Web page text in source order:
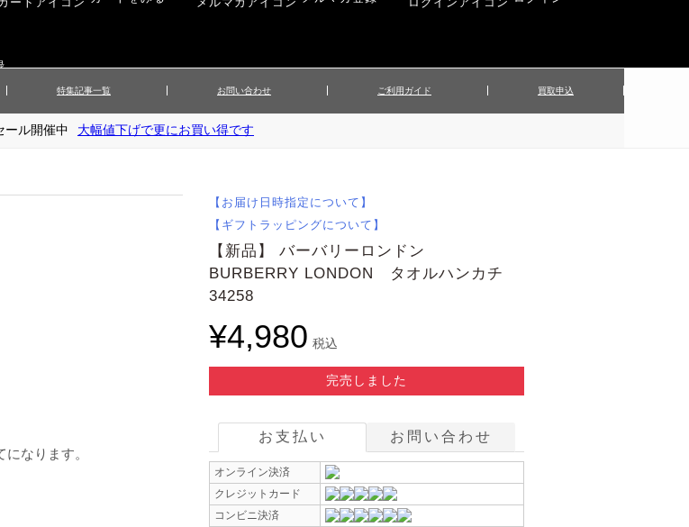
▲メンズニット
▲レディースボトムス
▲財布・キーケース
▲傘／日傘
特集記事一覧 お問い合わせ ご利用ガイド 買取申込
ル開催中 大幅値下げで更にお買い得です
なります。
【お届け日時指定について】
【ギフトラッピングについて】
【新品】 バーバリーロンドン
BURBERRY LONDON タオルハンカチ
34258
¥4,980 税込
完売しました
お支払い お問い合わせ
オンライン決済
クレジットカード
コンビニ決済